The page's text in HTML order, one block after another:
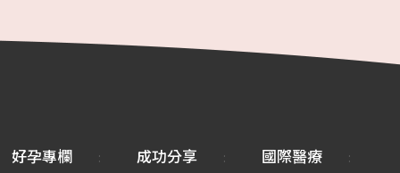
好孕專欄 成功分享 國際醫療